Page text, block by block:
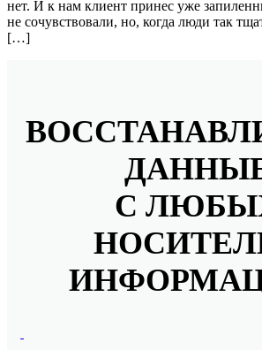
нет. И к нам клиент принес уже
не сочувствовали, но, когда люди так
[…]
С